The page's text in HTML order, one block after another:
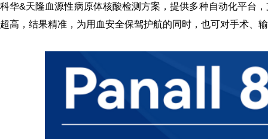
科华&天隆血源性病原体核酸检测方案 ，提供多种自动化平台
超高，结果精准，为用血安全保驾护航的同时，也可对手术、